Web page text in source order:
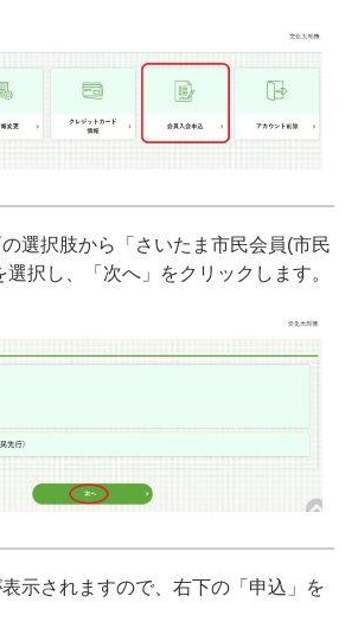
選択肢から「さいたま市民会員(市民
択し、「次へ」をクリックします。
示されますので、右下の「申込」を